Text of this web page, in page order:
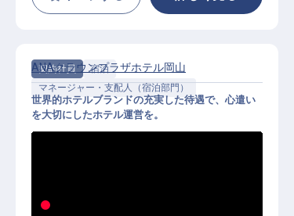
契約社員
宿泊
マネージャー・支配人（宿泊部門）
ANAクラウンプラザホテル岡山
世界的ホテルブランドの充実した待遇で、心遣い
を大切にしたホテル運営を。